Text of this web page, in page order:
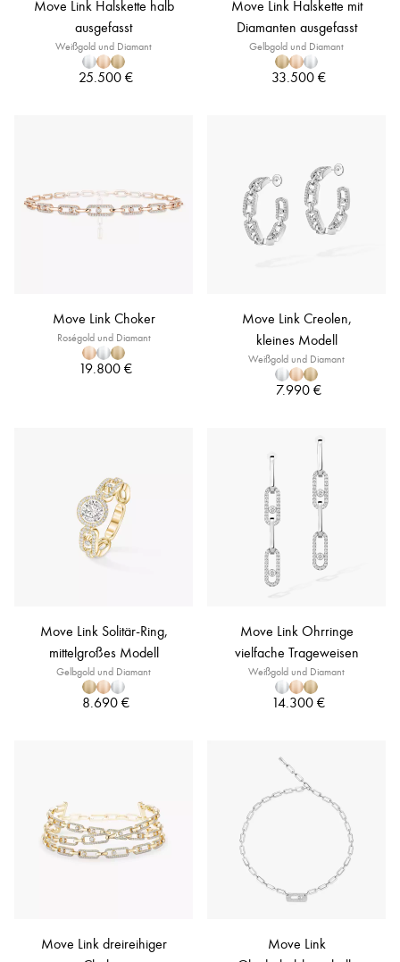
Move Link Halskette halb
ausgefasst
Weißgold und Diamant
25.500 €
Move Link Halskette mit
Diamanten ausgefasst
Gelbgold und Diamant
33.500 €
Move Link Choker
Roségold und Diamant
19.800 €
Move Link Creolen,
kleines Modell
Weißgold und Diamant
7.990 €
Move Link Solitär-Ring,
mittelgroßes Modell
Gelbgold und Diamant
8.690 €
Move Link Ohrringe
vielfache Trageweisen
Weißgold und Diamant
14.300 €
Move Link dreireihiger
Move Link